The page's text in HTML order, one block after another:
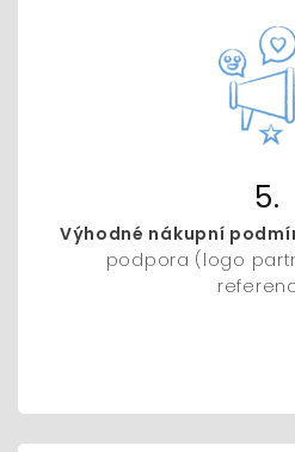
5.
Výhodné nákupní
podpora (logo